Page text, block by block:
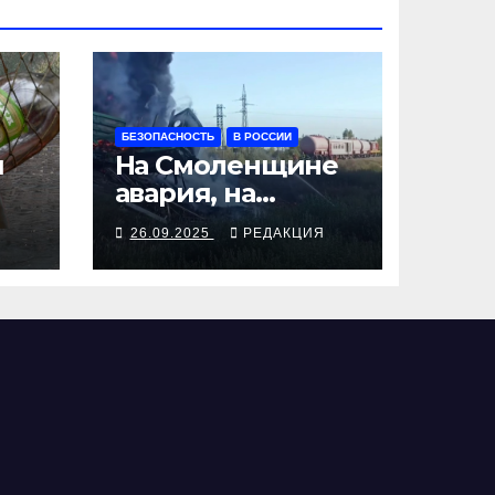
БЕЗОПАСНОСТЬ В РОССИИ
На Смоленщине
авария, на
Псковщине
взрыв
26.09.2025 РЕДАКЦИЯ